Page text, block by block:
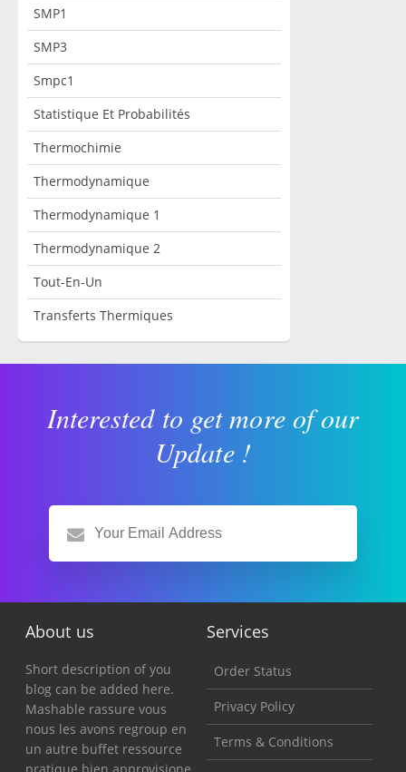
SMP1
SMP3
Smpc1
Statistique Et Probabilités
Thermochimie
Thermodynamique
Thermodynamique 1
Thermodynamique 2
Tout-En-Un
Transferts Thermiques
Interested to get more of our
Update !
About us
Short description of you
blog can be added here.
Mashable rassure vous
nous les avons regroup en
un autre buffet ressource
Services
Order Status
Privacy Policy
Terms & Conditions